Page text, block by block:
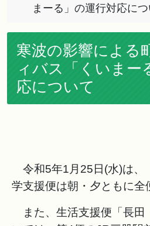
まーる」の運行対応につ
寒波の影響による
ィバス「くいまー
応について
令和5年1月25日(水)は、
学支援便は朝・夕ともに全
また、生活支援便「長田